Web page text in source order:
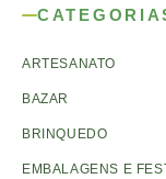
ARTESANATO
BAZAR
BRINQUEDO
EMBALAGENS E